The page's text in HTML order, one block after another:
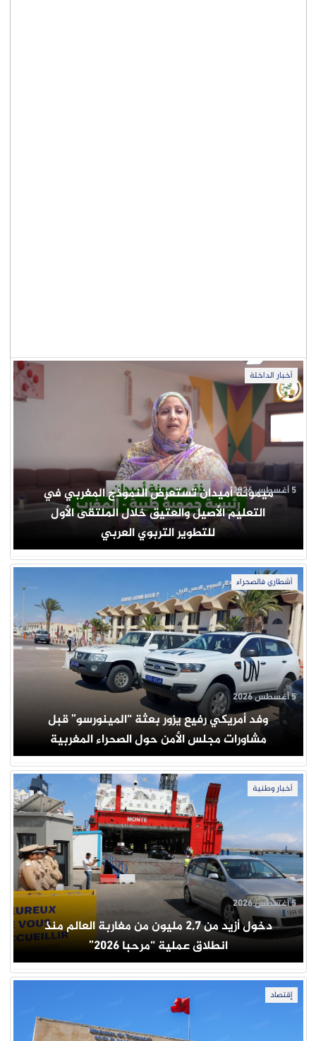
أخبار الداخلة
ميمونة أميدان تستعرض النموذج المغربي في
التعليم الأصيل والعتيق خلال الملتقى الأول
للتطوير التربوي العربي
5 أغسطس 2026
أشطاري فالصحراء
وفد أمريكي رفيع يزور بعثة “المينورسو” قبل
مشاورات مجلس الأمن حول الصحراء المغربية
5 أغسطس 2026
أخبار وطنية
دخول أزيد من 2,7 مليون من مغاربة العالم منذ
انطلاق عملية “مرحبا 2026”
5 أغسطس 2026
إقتصاد